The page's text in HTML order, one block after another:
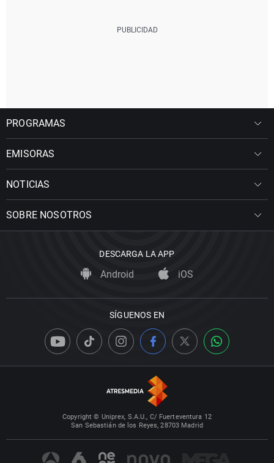
PROGRAMAS
EMISORAS
NOTICIAS
SOBRE NOSOTROS
DESCARGA LA APP
Android iOS
SÍGUENOS EN
Copyright © Uniprex, S.A.U., C/ Fuerteventura 12
San Sebastián de los Reyes, 28703 Madrid